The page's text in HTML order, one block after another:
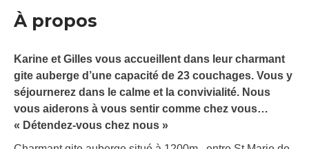
À propos
Karine et Gilles vous accueillent dans leur charmant
gite auberge d’une capacité de 23 couchages. Vous y
séjournerez dans le calme et la convivialité. Nous
vous aiderons à vous sentir comme chez vous…
« Détendez-vous chez nous »